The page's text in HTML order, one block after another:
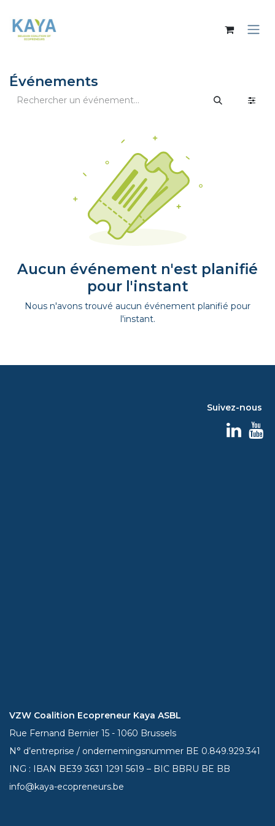
Événements
Aucun événement n'est planifié
pour l'instant
Nous n'avons trouvé aucun événement planifié pour
l'instant.
Suivez-nous
VZW Coalition Ecopreneur Kaya ASBL
Rue Fernand Bernier 15 - 1060 Brussels
N° d’entreprise / ondernemingsnummer BE 0.849.929.341
ING : IBAN BE393631 1291 5619 – BIC BBRU BE BB
info@kaya-ecopreneurs.be